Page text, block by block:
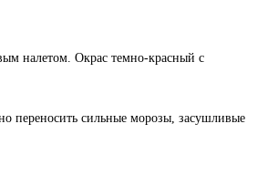
налетом. Окрас темно-красный с
переносить сильные морозы, засушливые